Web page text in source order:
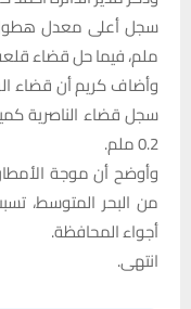
ملم، فيما حل قضاء قلعة سكر
0.2 ملم.
وأوضح أن موجة
من البحر المتوسط،
أجواء المحافظة.
انتهى.